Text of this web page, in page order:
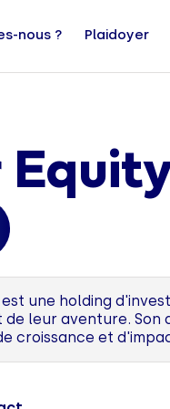
nous ? Plaidoyer
est une holding
leur aventure. Son
croissance et